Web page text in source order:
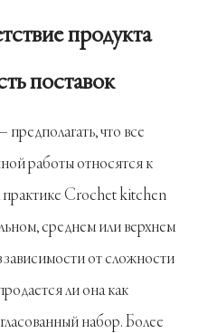
продукта
поставок
что все
работы относятся к
Crochet kitchen
среднем или верхнем
от сложности
ли она как
набор. Более